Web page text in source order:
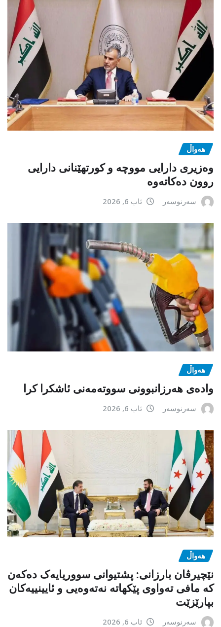
هەواڵ
وەزیری دارایی مووچە و کورتهێنانی دارایی
روون دەکاتەوە
سەرنوسەر ئاب 6, 2026
هەواڵ
وادەی هەرزانبوونی سووتەمەنی ئاشکرا کرا
سەرنوسەر ئاب 6, 2026
هەواڵ
نێچیرڤان بارزانی: پشتیوانی سووریایەک دەکەن
کە مافی تەواوی پێکهاتە نەتەوەیی و ئایینییەکان
بپارێزێت
سەرنوسەر ئاب 6, 2026